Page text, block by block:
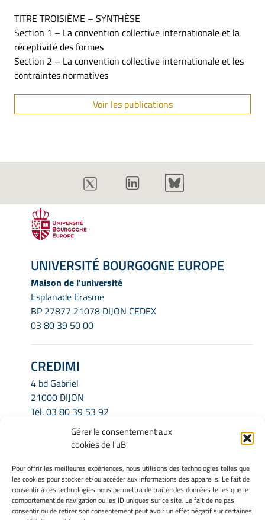
Gérer le consentement aux
cookies de l'uB
Pour offrir les meilleures expériences, nous utilisons des technologies telles que
les cookies pour stocker et/ou accéder aux informations des appareils. Le fait de
consentir à ces technologies nous permettra de traiter des données telles que le
comportement de navigation ou les ID uniques sur ce site. Le fait de ne pas
consentir ou de retirer son consentement peut avoir un effet négatif sur certaines
TITRE TROISIÈME – SYNTHÈSE
Section 1 – La convention collective internationale et la
réceptivité des formes
Section 2 – La convention collective internationale et les
contraintes normatives
Voir les publications
UNIVERSITÉ BOURGOGNE EUROPE
Maison de l'université
Esplanade Erasme
BP 27877 21078 DIJON CEDEX
03 80 39 50 00
CREDIMI
4 bd Gabriel
21000 DIJON
Tél.03 80 39 53 92
credimi.secretariat@u-bourgogne.fr
INFORMATIONS LÉGALES
Mentions légales
Gérer mes cookies
Politique de cookies